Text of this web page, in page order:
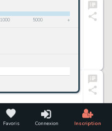
Favoris Connexion Inscription
1000 5000 +
21/07/2022
go premium